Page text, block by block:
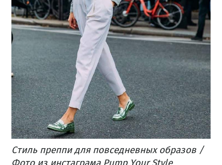
Стиль преппи для повседневных образов /
Фото из инстаграма Pump Your Style